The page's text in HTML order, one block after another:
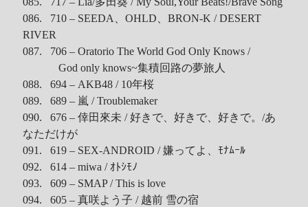
086. 710 – SEEDA、OHLD、BRON-K / DESERT
RIVER
087. 706 – Oratorio The World God Only Knows /
God only knows~集積回路の夢旅人
088. 694 – AKB48 / 10年桜
089. 689 – 嵐 / Troublemaker
090. 676 – 倖田來未 / 好きで、好きで、好きで。/あ
なただけが
091. 619 – SEX-ANDROID / 嫌ってよ、ﾓﾅﾑｰﾙ
092. 614 – miwa / ｵﾄｼﾓﾉ
093. 609 – SMAP / This is love
094. 605 – 真咲よう子 / 越前 雪の宿